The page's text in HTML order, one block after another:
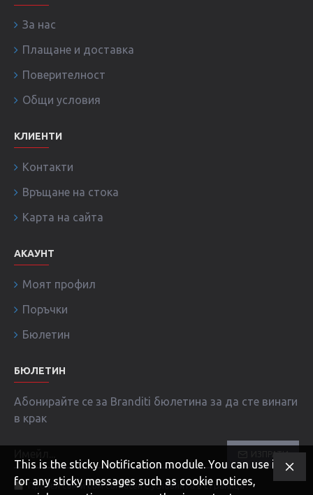
За нас
Плащане и доставка
Поверителност
Общи условия
КЛИЕНТИ
Контакти
Връщане на стока
Карта на сайта
АКАУНТ
Моят профил
Поръчки
Бюлетин
БЮЛЕТИН
Абонирайте се за Branditi бюлетина за да сте винаги
в крак
ИЗПРАТИ
Прочел съм и съм съгласен с условията в страница
This is the sticky Notification module. You can use it
for any sticky messages such as cookie notices,